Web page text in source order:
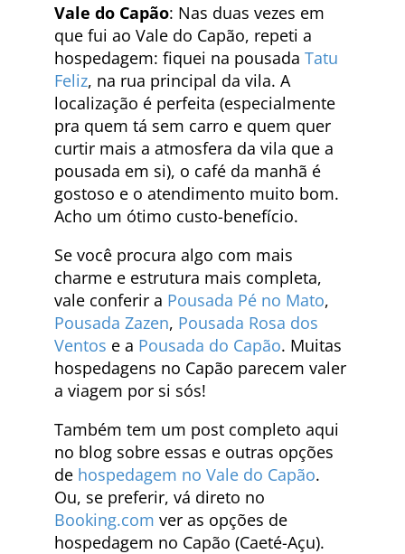
Vale do Capão: Nas duas vezes em
que fui ao Vale do Capão, repeti a
hospedagem: fiquei na pousada Tatu
Feliz, na rua principal da vila. A
localização é perfeita (especialmente
pra quem tá sem carro e quem quer
curtir mais a atmosfera da vila que a
pousada em si), o café da manhã é
gostoso e o atendimento muito bom.
Acho um ótimo custo-benefício.
Se você procura algo com mais
charme e estrutura mais completa,
vale conferir a Pousada Pé no Mato,
Pousada Zazen, Pousada Rosa dos
Ventos e a Pousada do Capão. Muitas
hospedagens no Capão parecem valer
a viagem por si sós!
Também tem um post completo aqui
no blog sobre essas e outras opções
de hospedagem no Vale do Capão.
Ou, se preferir, vá direto no
Booking.com ver as opções de
hospedagem no Capão (Caeté-Açu).